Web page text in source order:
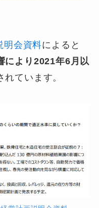
明会資料によると
により2021年6月以
れています。